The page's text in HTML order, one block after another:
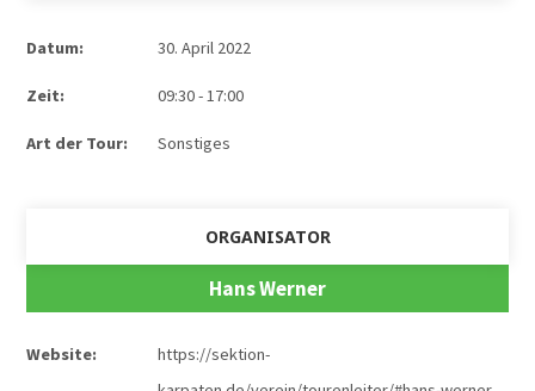
Datum: 30. April 2022
Zeit: 09:30 - 17:00
Art der Tour: Sonstiges
ORGANISATOR
Hans Werner
Website:
https://sektion-